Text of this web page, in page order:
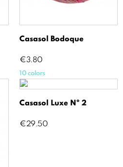
Casasol Bodoque
Price
€3.80
10 colors
Casasol Luxe Nº 2
Price
€29.50